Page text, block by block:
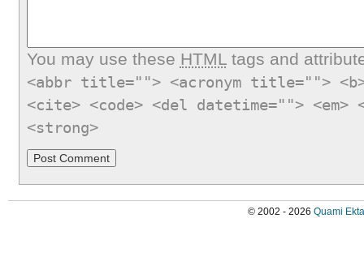
You may use these HTMLtags and
<abbr title=""> <acronym title="">
<cite> <code> <del datetime="">
<strong>
© 2002 - 2026 Quami